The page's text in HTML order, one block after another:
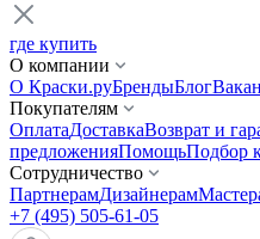
где купить
О компании
О Краски.руБрендыБлог
Покупателям
ОплатаДоставкаВозврат и
предложенияПомощьПодбор
Сотрудничество
ПартнерамДизайнерам
+7 (495) 505-61-05